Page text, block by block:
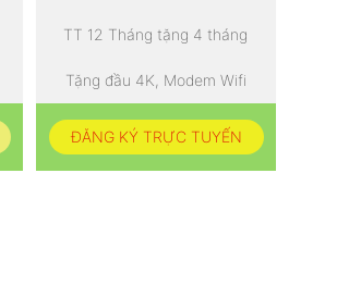
TT 12 Tháng tặng 4 tháng
Tặng đầu 4K, Modem Wifi
ĐĂNG KÝ TRỰC TUYẾN